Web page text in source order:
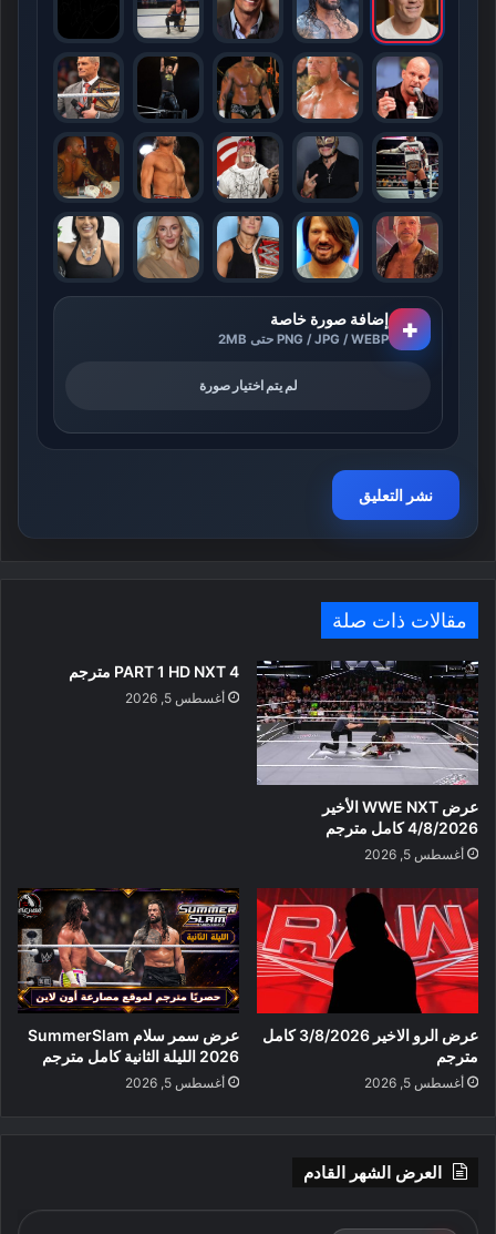
+ إضافة صورة خاصة
PNG / JPG / WEBP حتى 2MB
لم يتم اختيار صورة
مقالات ذات صلة
عرض WWE NXT الأخير
4/8/2026 كامل مترجم
أغسطس 5, 2026
PART 1 HD NXT 4 مترجم
أغسطس 5, 2026
عرض الرو الاخير 3/8/2026 كامل
مترجم
أغسطس 5, 2026
عرض سمر سلام SummerSlam
2026 الليلة الثانية كامل مترجم
أغسطس 5, 2026
العرض الشهر القادم